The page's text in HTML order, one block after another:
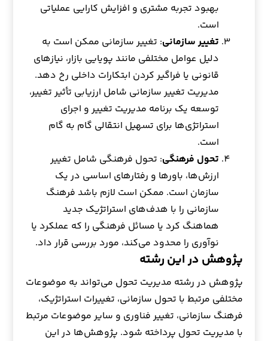
بهبود تجربه مشتری و افزایش کارایی عملیاتی
است.
تغییر سازمانی: تغییر سازمانی ممکن است به
دلیل عوامل مختلفی مانند پویایی بازار، نیازهای
قانونی یا فراگیر کردن ابتکارات داخلی رخ دهد.
مدیریت تغییر سازمانی شامل ارزیابی تأثیر تغییر،
توسعه یک برنامه مدیریت تغییر و اجرای
استراتژی‌ها برای تسهیل انتقالی گام به گام
است.
تحول فرهنگی: تحول فرهنگی شامل تغییر
ارزش‌ها، باورها و رفتارهای اساسی در یک
سازمان است. ممکن است لازم باشد فرهنگ
سازمانی را با هدف‌های استراتژیک جدید
هماهنگ کرد یا مسائل فرهنگی را که عملکرد یا
نوآوری را محدود می‌کند، مورد بررسی قرار داد.
پژوهش در این رشته
پژوهش در رشته مدیریت تحول می‌تواند به موضوعات
مختلفی مرتبط با تحول سازمانی، تغییرات استراتژیک،
فرهنگ سازمانی، تغییر فناوری و سایر موضوعات مرتبط
با مدیریت تحول پرداخته شود. پژوهش‌ها در این